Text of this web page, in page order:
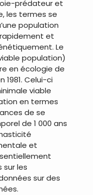
prédateur et
les termes se
population
et
Le
population)
en écologie de
1981. Celui-ci
viable
en termes
de se
de 1 000 ans
et
sur les
sur des